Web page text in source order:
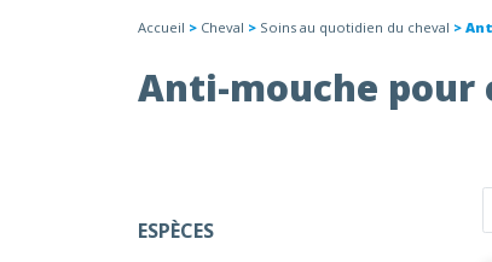
Accueil > Cheval > Soins au quotidien du cheval >
Anti-mouche pour
ESPÈCES